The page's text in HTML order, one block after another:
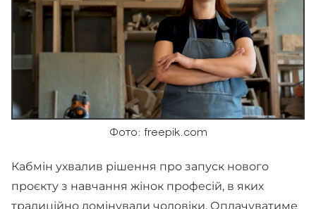
Фото: freepik.com
Кабмін ухвалив рішення про запуск нового
проєкту з навчання жінок професій, в яких
традиційно домінували чоловіки. Оплачуватиме